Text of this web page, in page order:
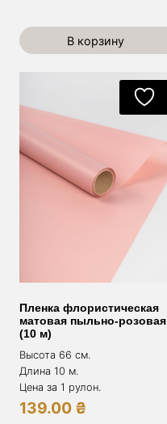
В корзину
Пленка флористическая
матовая пыльно-розовая
(10 м)
Высота 66 см.
Длина 10 м.
Цена за 1 рулон.
139.00 ₴